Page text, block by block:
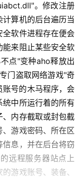
。修改注册
算机的后台遍历当
软件进程存在便会
能来阻止某些安全软
点"变种aho释放出
门盗取网络游戏"奇
号的木马程序，会
中所运行着的所有
、内存截取或封包截
游戏密码、所在区
息，并在后台将窃
远程服务器站点上
游戏账号、装备、